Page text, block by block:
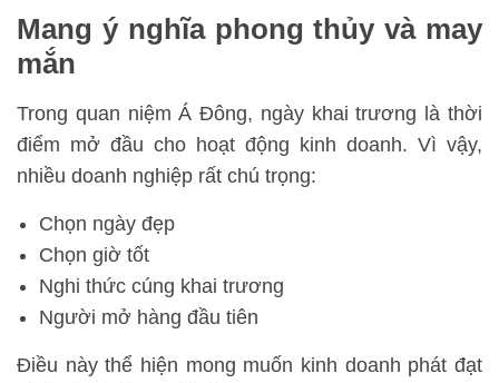
Mang ý nghĩa phong thủy và may
mắn
Trong quan niệm Á Đông, ngày khai trương là thời
điểm mở đầu cho hoạt động kinh doanh. Vì vậy,
nhiều doanh nghiệp rất chú trọng:
Chọn ngày đẹp
Chọn giờ tốt
Nghi thức cúng khai trương
Người mở hàng đầu tiên
Điều này thể hiện mong muốn kinh doanh phát đạt